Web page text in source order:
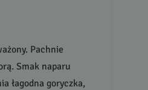
Pachnie
Smak naparu
łagodna goryczka,